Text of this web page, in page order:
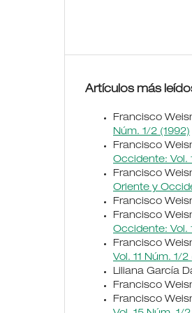
Artículos más
Francisco
Núm. 1/2 (1992)
Francisco
Occidente: Vol.
Francisco
Oriente y
Francisco
Francisco
Occidente: Vol.
Francisco
Vol. 11 Núm. 1/2
Liliana García
Francisco
Francisco